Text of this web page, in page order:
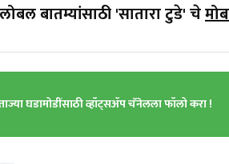
बातम्यांसाठी 'सातारा टुडे' चे
घडामोडींसाठी व्हॉट्सॲप चॅनेलला फॉलो करा !